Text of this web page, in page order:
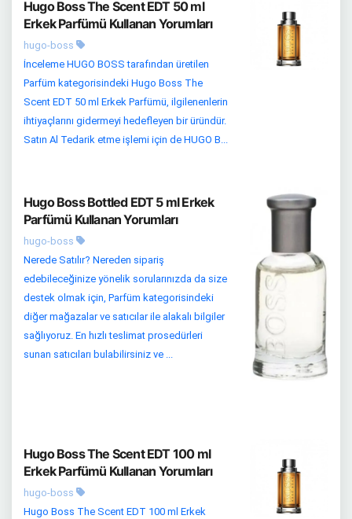
Hugo Boss The Scent EDT 50 ml
Erkek Parfümü Kullanan Yorumları
hugo-boss
İnceleme HUGO BOSS tarafından üretilen
Parfüm kategorisindeki Hugo Boss The
Scent EDT 50 ml Erkek Parfümü, ilgilenenlerin
ihtiyaçlarını gidermeyi hedefleyen bir üründür.
Satın Al Tedarik etme işlemi için de HUGO B...
Hugo Boss Bottled EDT 5 ml Erkek
Parfümü Kullanan Yorumları
hugo-boss
Nerede Satılır? Nereden sipariş
edebileceğinize yönelik sorularınızda da size
destek olmak için, Parfüm kategorisindeki
diğer mağazalar ve satıcılar ile alakalı bilgiler
sağlıyoruz. En hızlı teslimat prosedürleri
sunan satıcıları bulabilirsiniz ve ...
Hugo Boss The Scent EDT 100 ml
Erkek Parfümü Kullanan Yorumları
hugo-boss
Hugo Boss The Scent EDT 100 ml Erkek